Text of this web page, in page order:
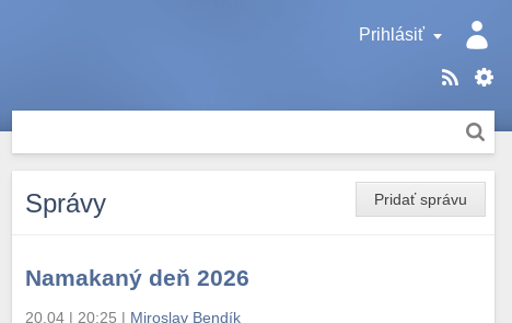
Prihlásiť
Pridať správu
Správy
Namakaný deň 2026
20.04 | 20:25 | Miroslav Bendík